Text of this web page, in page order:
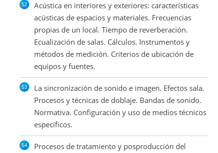
Acústica en interiores y exteriores: características
acústicas de espacios y materiales. Frecuencias
propias de un local. Tiempo de reverberación.
Ecualización de salas. Cálculos. Instrumentos y
métodos de medición. Criterios de ubicación de
equipos y fuentes.
La sincronización de sonido e imagen. Efectos sala.
Procesos y técnicas de doblaje. Bandas de sonido.
Normativa. Configuración y uso de medios técnicos
específicos.
Procesos de tratamiento y posproducción del